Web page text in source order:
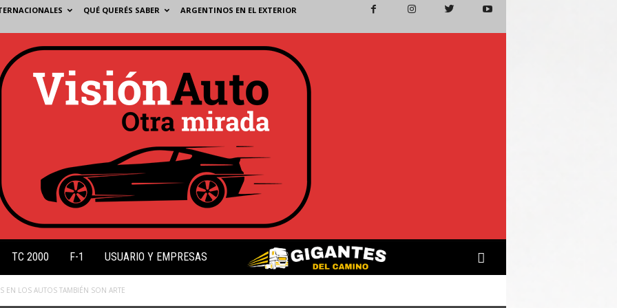
QUÉ QUERÉS SABER ARGENTINOS EN EL EXTERIOR
TC 2000 F-1 USUARIO Y EMPRESAS
EN LOS AUTOS TAMBIÉN SON ARTE